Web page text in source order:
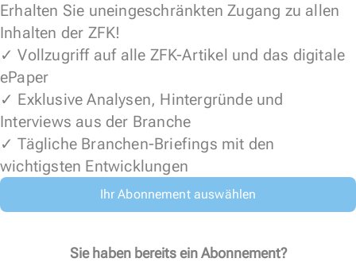
Erhalten Sie uneingeschränkten Zugang zu allen
Inhalten der ZFK!
✓ Vollzugriff auf alle ZFK-Artikel und das digitale
ePaper
✓ Exklusive Analysen, Hintergründe und
Interviews aus der Branche
✓ Tägliche Branchen-Briefings mit den
wichtigsten Entwicklungen
Ihr Abonnement auswählen
Sie haben bereits ein Abonnement?